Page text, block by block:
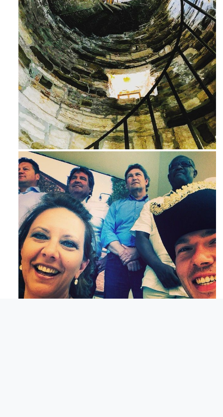
Avg 3